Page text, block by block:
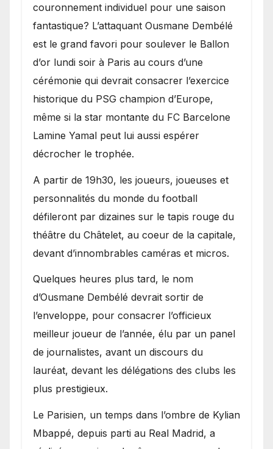
couronnement individuel pour une saison
fantastique? L’attaquant Ousmane Dembélé
est le grand favori pour soulever le Ballon
d’or lundi soir à Paris au cours d’une
cérémonie qui devrait consacrer l’exercice
historique du PSG champion d’Europe,
même si la star montante du FC Barcelone
Lamine Yamal peut lui aussi espérer
décrocher le trophée.
A partir de 19h30, les joueurs, joueuses et
personnalités du monde du football
défileront par dizaines sur le tapis rouge du
théâtre du Châtelet, au coeur de la capitale,
devant d’innombrables caméras et micros.
Quelques heures plus tard, le nom
d’Ousmane Dembélé devrait sortir de
l’enveloppe, pour consacrer l’officieux
meilleur joueur de l’année, élu par un panel
de journalistes, avant un discours du
lauréat, devant les délégations des clubs les
plus prestigieux.
Le Parisien, un temps dans l’ombre de Kylian
Mbappé, depuis parti au Real Madrid, a